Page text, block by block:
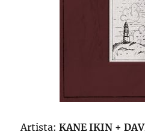
Artista:KANE IKIN +